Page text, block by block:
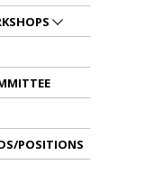
POSITIONS